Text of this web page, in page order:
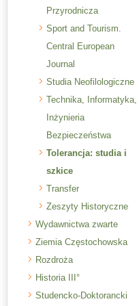
Przyrodnicza
Sport and Tourism.
Central European
Journal
Studia Neofilologiczne
Technika, Informatyka,
Inżynieria
Bezpieczeństwa
Tolerancja: studia i
szkice
Transfer
Zeszyty Historyczne
Wydawnictwa zwarte
Ziemia Częstochowska
Rozdroża
Historia III°
Studencko-Doktorancki